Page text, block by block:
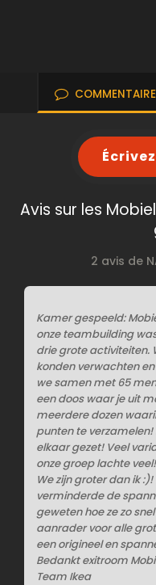
Avis sur les
2 avis de
Kamer gespeeld:
onze teambuilding
drie grote activiteiten.
konden verwachten
we samen met 65
een doos waar je uit
meerdere dozen
punten te verzamelen!
elkaar gezet! Veel
onze groep lachte
We zijn groter dan ik
verminderde de
geweten hoe ze zo
aanrader voor alle
een origineel en
Bedankt exitroom
Team Ikea